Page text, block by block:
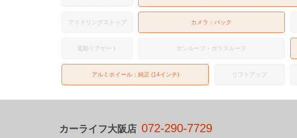
アイドリングストップ カメラ：バック
電動リアゲート サンルーフ・ガラスルーフ
アルミホイール：純正 (14インチ) リフトアップ
カーライフ大阪店 072-290-7729